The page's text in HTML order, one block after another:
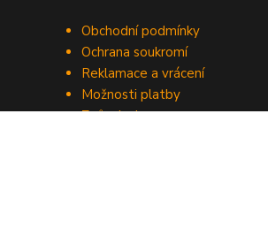
Obchodní podmínky
Ochrana soukromí
Reklamace a vrácení
Možnosti platby
Způsob dopravy